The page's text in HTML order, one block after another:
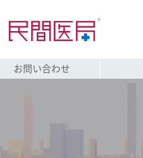
お問い合わせ